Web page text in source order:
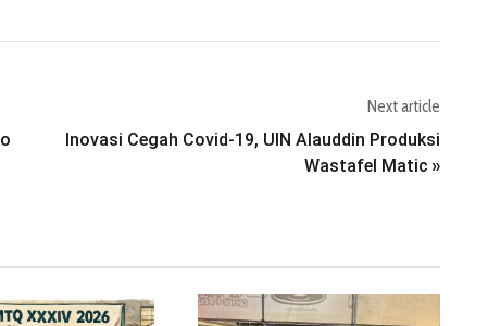
Next article
Inovasi Cegah Covid-19, UIN Alauddin Produksi
Wastafel Matic »